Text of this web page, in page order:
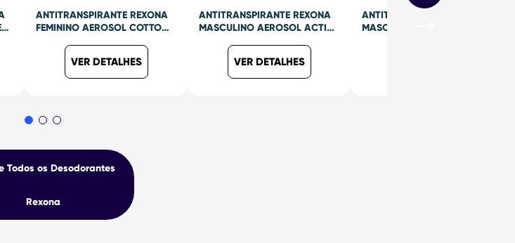
ANTITRANSPIRANTE REXONA
FEMININO AEROSOL COTTON
VER DETALHES
ANTITRANSPIRANTE REXONA
MASCULINO AEROSOL ACTIVE
VER DETALHES
ANTITRANSPIRANTE REXONA
MASCULINO AEROSOL
Todos os Desodorantes
Rexona